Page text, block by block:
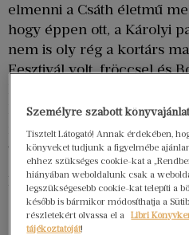
elmenni a Csáth életmű
hogy éppen ott, a Károlyi
nem is oly rég a kortárs
Fesztivál volt, fröccsel és
kavalkád. És a jelenlévő
felfoghatatlan halálhírével.
várt: az emeleten.
Néhány évvel ezelőtt azt
egy Szellemírók
arcképét szitázzuk az
Személyre szabott
Tisztelt Látogató! Annak érdekében,
könyveket tudjunk a figyelmébe
ehhez szükséges cookie-kat a
hiányában weboldalunk csak a
legszükségesebb cookie-kat telepíti a
később is bármikor módosíthatja a
részletekért olvassa el a
Libri
tájékoztatóját!